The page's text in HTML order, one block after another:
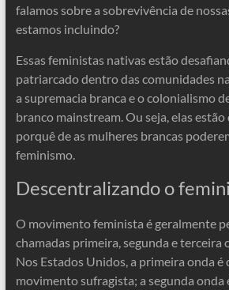
falamos sobre a sobrevivência de
estamos incluindo?
Essas feministas nativas estão
patriarcado dentro das comunidades
a supremacia branca e o colonialismo
branco mainstream. Ou seja, elas
porquê de as mulheres brancas
feminismo.
Descentralizando o
O movimento feminista é geralmente
chamadas primeira, segunda e terceira
Nos Estados Unidos, a primeira onda é
movimento sufragista; a segunda onda